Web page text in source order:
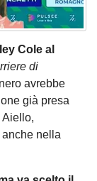
Cole al
di
avrebbe
già presa
Aiello,
nella